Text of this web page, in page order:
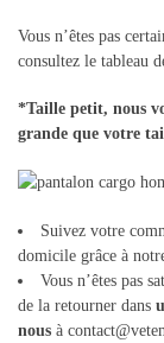
Vous n’êtes pas
consultez le tableau
*Taille petit, nous
grande que votre
Suivez votre
domicile grâce à
Vous n’êtes pas
de la retourner dans
nous à